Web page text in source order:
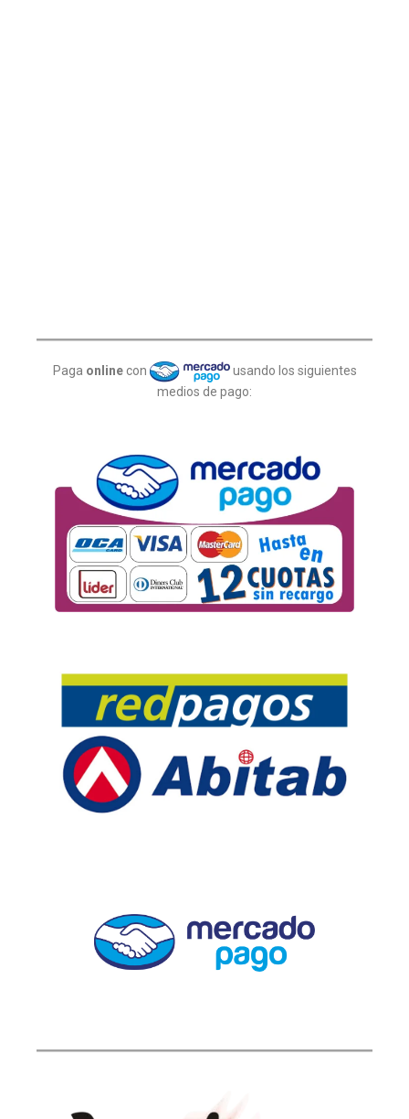
Paga online con
usando los siguientes
medios de pago: